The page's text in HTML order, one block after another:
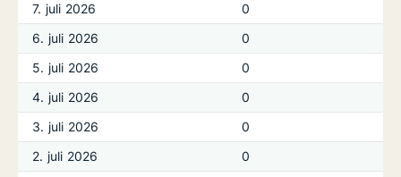
7. juli 2026
0
6. juli 2026
0
5. juli 2026
0
4. juli 2026
0
3. juli 2026
0
2. juli 2026
0